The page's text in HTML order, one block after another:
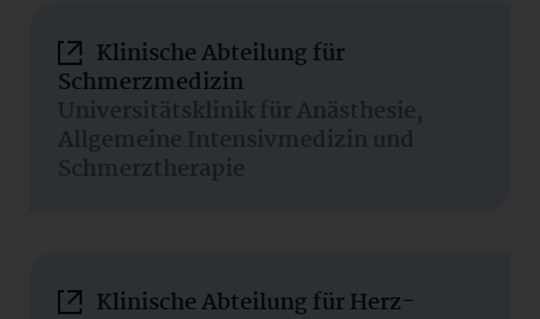
Klinische Abteilung für
Schmerzmedizin
Universitätsklinik für Anästhesie,
Allgemeine Intensivmedizin und
Schmerztherapie
Klinische Abteilung für Herz-